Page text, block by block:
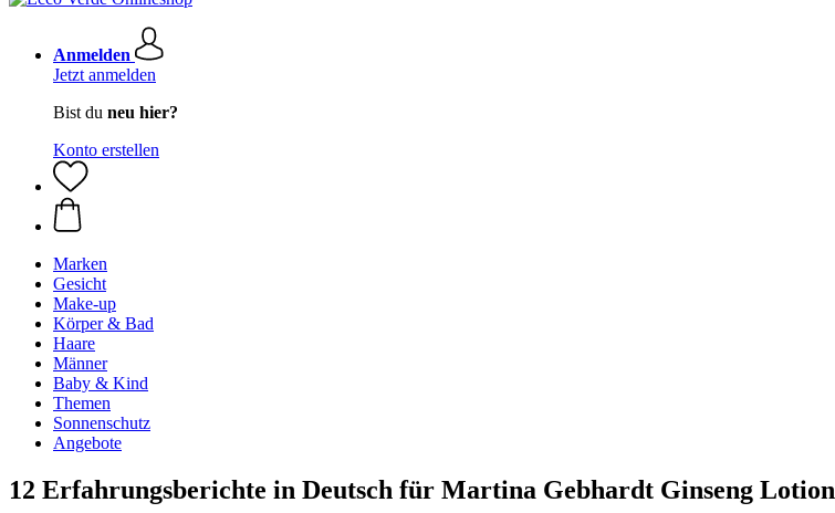
Anmelden
Jetzt anmelden
Bist du neu hier?
Konto erstellen
Marken
Gesicht
Make-up
Körper & Bad
Haare
Männer
Baby & Kind
Themen
Sonnenschutz
Angebote
12 Erfahrungsberichte in Deutsch für Martina Gebhardt Ginseng Lotion